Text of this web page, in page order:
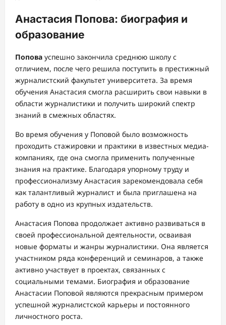
Анастасия Попова: биография и
образование
Попова успешно закончила среднюю школу с
отличием, после чего решила поступить в престижный
журналистский факультет университета. За время
обучения Анастасия смогла расширить свои навыки в
области журналистики и получить широкий спектр
знаний в смежных областях.
Во время обучения у Поповой было возможность
проходить стажировки и практики в известных медиа-
компаниях, где она смогла применить полученные
знания на практике. Благодаря упорному труду и
профессионализму Анастасия зарекомендовала себя
как талантливый журналист и была приглашена на
работу в одно из крупных издательств.
Анастасия Попова продолжает активно развиваться в
своей профессиональной деятельности, осваивая
новые форматы и жанры журналистики. Она является
участником ряда конференций и семинаров, а также
активно участвует в проектах, связанных с
социальными темами. Биография и образование
Анастасии Поповой являются прекрасным примером
успешной журналистской карьеры и постоянного
личностного роста.